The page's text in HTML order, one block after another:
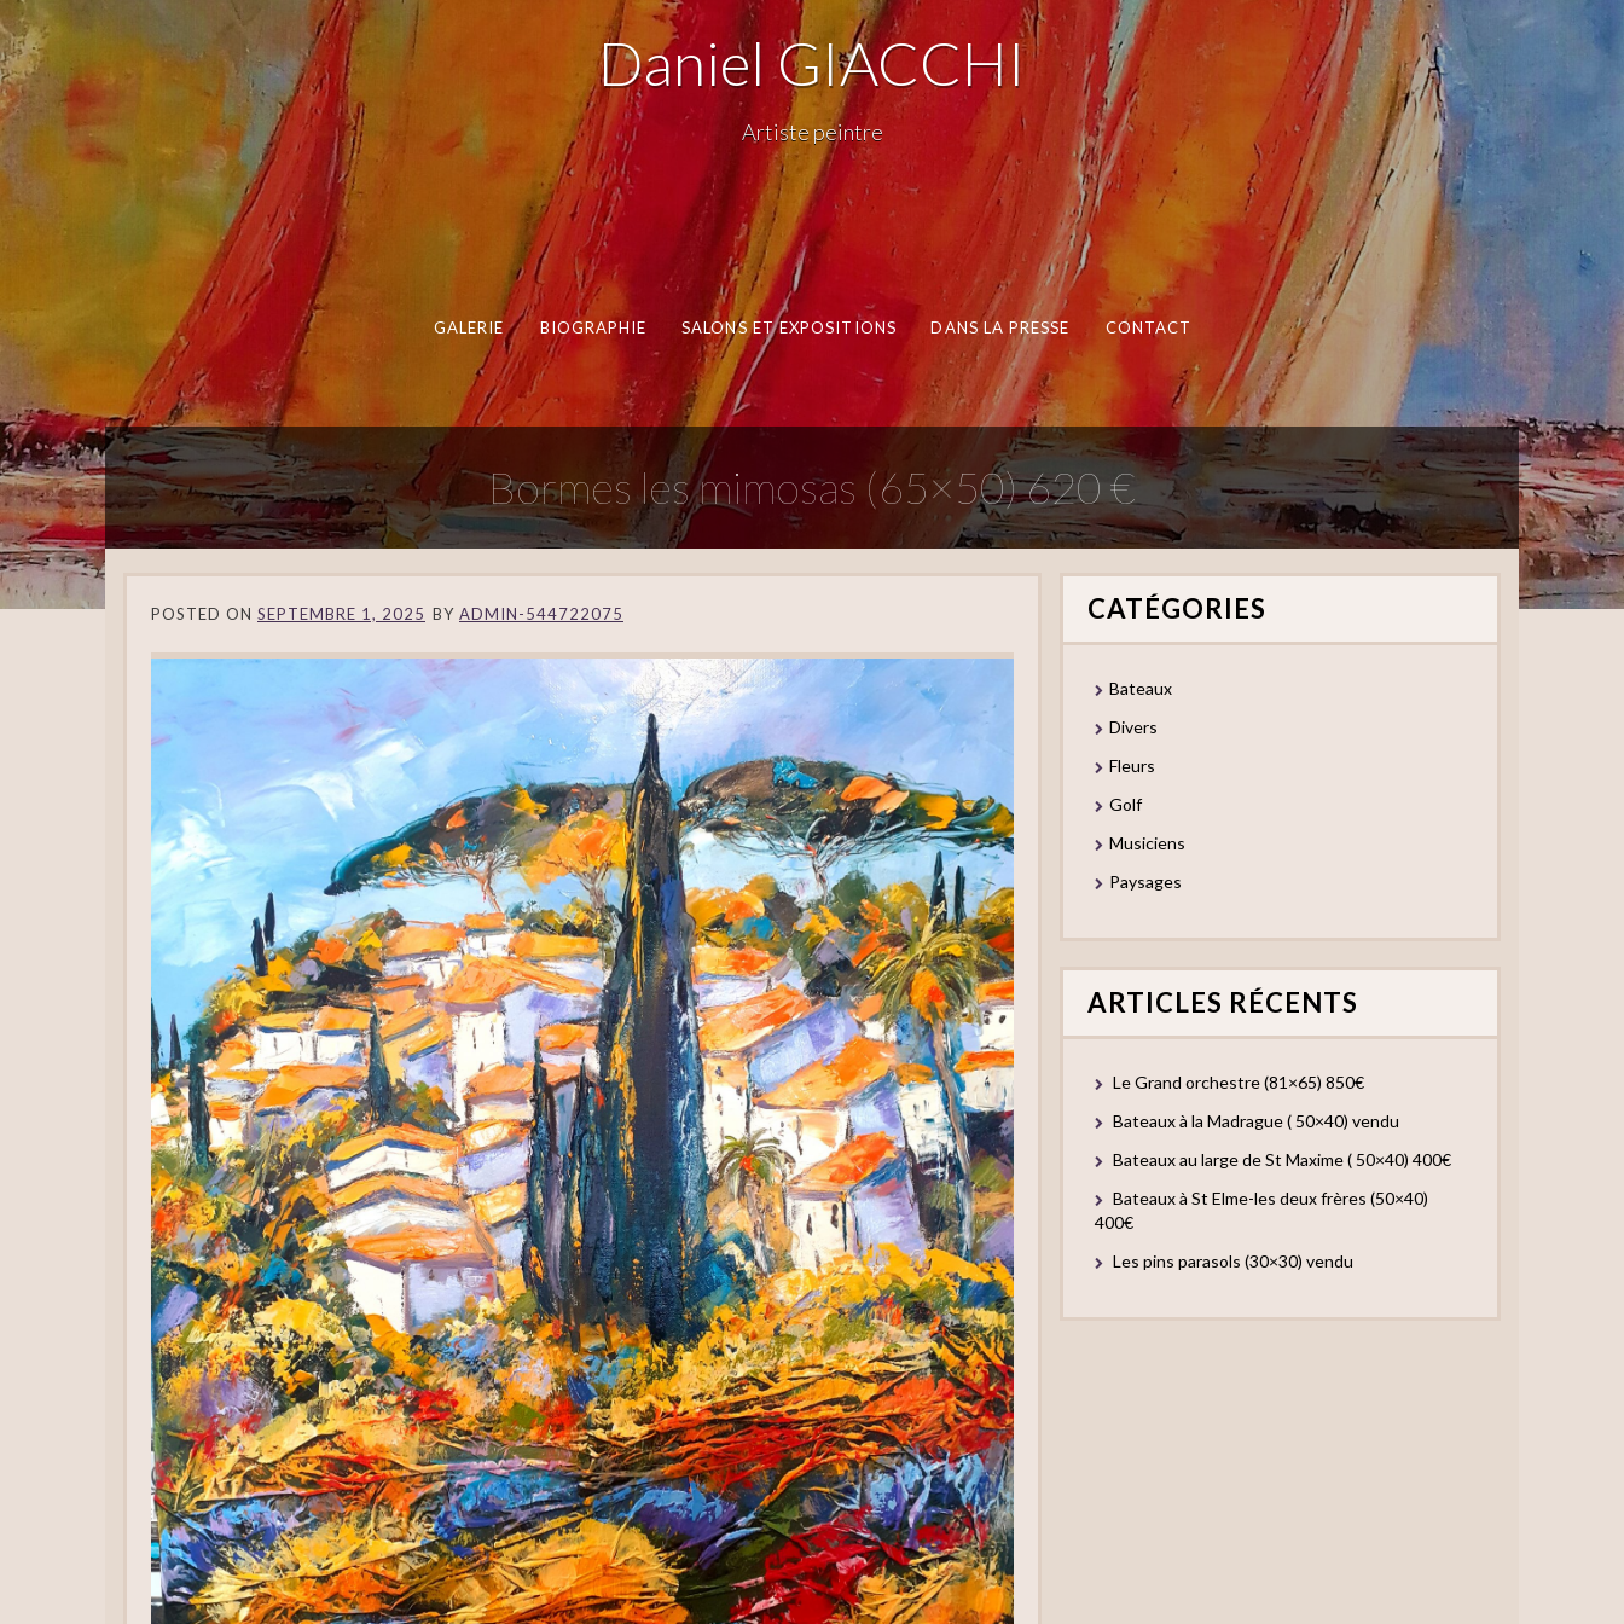
Daniel GIACCHI
Artiste peintre
GALERIE BIOGRAPHIE SALONS ET EXPOSITIONS DANS LA PRESSE CONTACT
Bormes les mimosas (65×50) 620 €
POSTED ON SEPTEMBRE 1, 2025 BY ADMIN-544722075 CATÉGORIES
Bateaux
Divers
Fleurs
Golf
Musiciens
Paysages
ARTICLES RÉCENTS
Le Grand orchestre (81×65) 850€
Bateaux à la Madrague ( 50×40) vendu
Bateaux au large de St Maxime ( 50×40) 400€
Bateaux à St Elme-les deux frères (50×40)
400€
Les pins parasols (30×30) vendu